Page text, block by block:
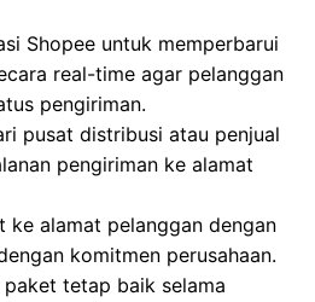
Shopee untuk memperbarui
real-time agar pelanggan
pengiriman.
pusat distribusi atau penjual
pengiriman ke alamat
ke alamat pelanggan dengan
komitmen perusahaan.
tetap baik selama